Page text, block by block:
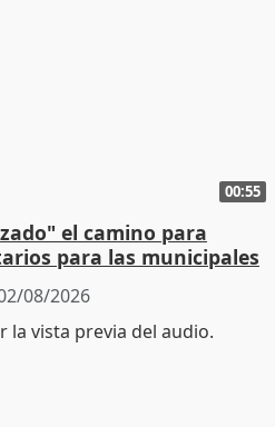
00:55
el camino para
para las municipales
08/2026